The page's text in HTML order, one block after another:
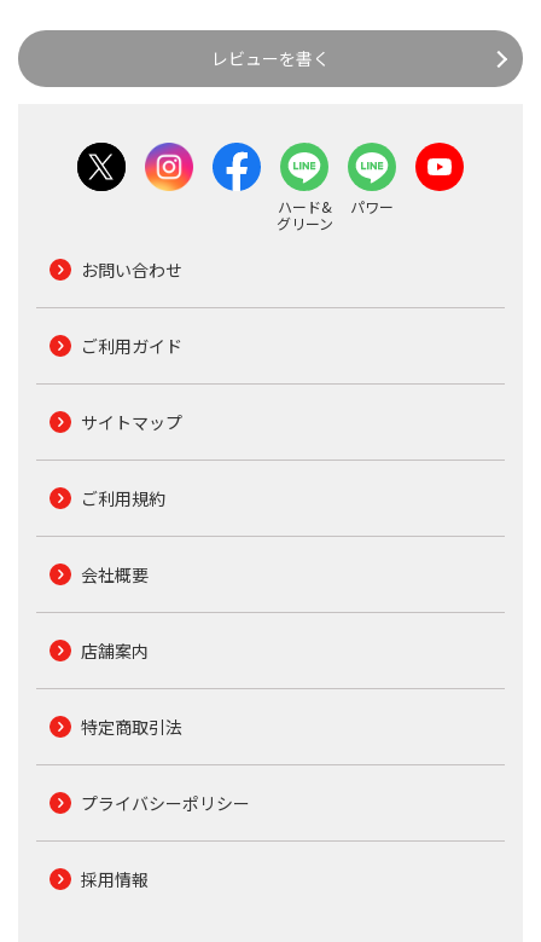
レビューを書く
ハード&
グリーン
パワー
お問い合わせ
ご利用ガイド
サイトマップ
ご利用規約
会社概要
店舗案内
特定商取引法
プライバシーポリシー
採用情報